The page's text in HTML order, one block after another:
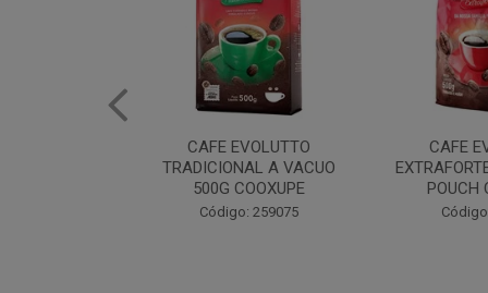
CAFE EVOLUTTO
EXTRAFORTE MOIDO 500G
POUCH COOXUPE
Código: 259076
CAFE
POUCH